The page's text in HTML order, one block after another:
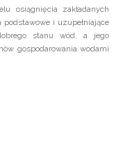
osiągnięcia zakładanych
podstawowe i uzupełniające
stanu wód, a jego
gospodarowania wodami